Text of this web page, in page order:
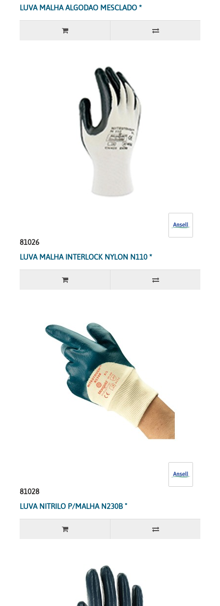
LUVA MALHA ALGODAO MESCLADO *
81026
LUVA MALHA INTERLOCK NYLON N110 *
81028
LUVA NITRILO P/MALHA N230B "